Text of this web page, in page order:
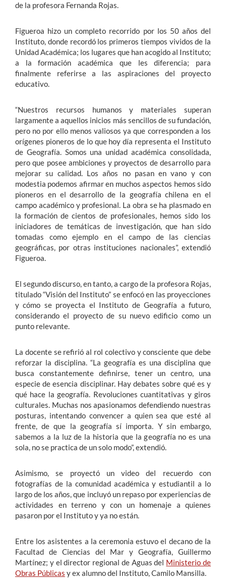
de la profesora Fernanda Rojas.
Figueroa hizo un completo recorrido por los 50 años del
Instituto, donde recordó los primeros tiempos vividos de la
Unidad Académica; los lugares que han acogido al Instituto;
a la formación académica que les diferencia; para
finalmente referirse a las aspiraciones del proyecto
educativo.
“Nuestros recursos humanos y materiales superan
largamente a aquellos inicios más sencillos de su fundación,
pero no por ello menos valiosos ya que corresponden a los
orígenes pioneros de lo que hoy día representa el Instituto
de Geografía. Somos una unidad académica consolidada,
pero que posee ambiciones y proyectos de desarrollo para
mejorar su calidad. Los años no pasan en vano y con
modestia podemos afirmar en muchos aspectos hemos sido
pioneros en el desarrollo de la geografía chilena en el
campo académico y profesional. La obra se ha plasmado en
la formación de cientos de profesionales, hemos sido los
iniciadores de temáticas de investigación, que han sido
tomadas como ejemplo en el campo de las ciencias
geográficas, por otras instituciones nacionales”, extendió
Figueroa.
El segundo discurso, en tanto, a cargo de la profesora Rojas,
titulado “Visión del Instituto” se enfocó en las proyecciones
y cómo se proyecta el Instituto de Geografía a futuro,
considerando el proyecto de su nuevo edificio como un
punto relevante.
La docente se refirió al rol colectivo y consciente que debe
reforzar la disciplina. “La geografía es una disciplina que
busca constantemente definirse, tener un centro, una
especie de esencia disciplinar. Hay debates sobre qué es y
qué hace la geografía. Revoluciones cuantitativas y giros
culturales. Muchas nos apasionamos defendiendo nuestras
posturas, intentando convencer a quien sea que esté al
frente, de que la geografía sí importa. Y sin embargo,
sabemos a la luz de la historia que la geografía no es una
sola, no se practica de un solo modo”, extendió.
Asimismo, se proyectó un video del recuerdo con
fotografías de la comunidad académica y estudiantil a lo
largo de los años, que incluyó un repaso por experiencias de
actividades en terreno y con un homenaje a quienes
pasaron por el Instituto y ya no están.
Entre los asistentes a la ceremonia estuvo el decano de la
Facultad de Ciencias del Mar y Geografía, Guillermo
Martínez; y el director regional de Aguas del Ministerio de
Obras Públicas y ex alumno del Instituto, Camilo Mansilla.